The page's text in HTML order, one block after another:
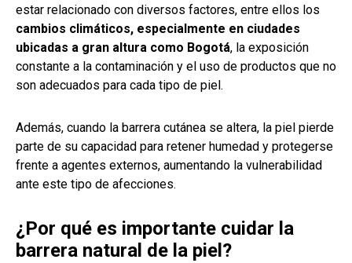
estar relacionado con diversos factores, entre ellos los
cambios climáticos, especialmente en ciudades
ubicadas a gran altura como Bogotá, la exposición
constante a la contaminación y el uso de productos que no
son adecuados para cada tipo de piel.
Además, cuando la barrera cutánea se altera, la piel pierde
parte de su capacidad para retener humedad y protegerse
frente a agentes externos, aumentando la vulnerabilidad
ante este tipo de afecciones.
¿Por qué es importante cuidar la
barrera natural de la piel?